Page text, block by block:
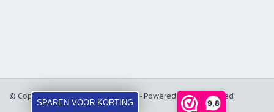
9,8
© Copyright 2026 De Vrolijke Engel - Powered by Lightspeed
SPAREN VOOR KORTING